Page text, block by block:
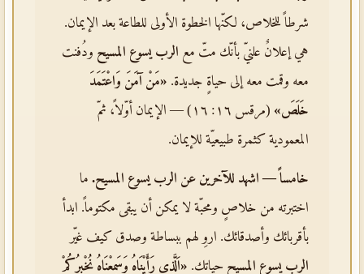
شرطاً للخلاص، لكنّها الخطوة الأولى للطاعة بعد الإيمان.
هي إعلانٌ علنيّ بأنّك متّ مع الرب يسوع المسيح ودُفنت
معه وقمت معه إلى حياةٍ جديدة. «مَنْ آمَنَ وَاعْتَمَدَ
خَلَصَ»
(مرقس ١٦: ١٦) — الإيمان أوّلاً، ثمّ
المعمودية كثمرة طبيعيّة للإيمان.
خامساً — اشهد للآخرين عن الرب يسوع المسيح. ما
اختبرته من خلاصٍ ومحبّة لا يمكن أن يبقى مكتوماً. ابدأ
بأقربائك وأصدقائك. اروِ لهم ببساطة وصدق كيف غيّر
الرب يسوع المسيح حياتك. «اَلَّذِي رَأَيْنَاهُ وَسَمِعْنَاهُ نُخْبِرُكُمْ